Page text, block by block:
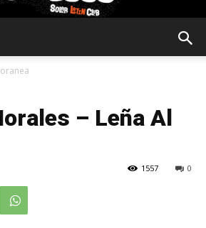
Latin – Leña Al
0
1557